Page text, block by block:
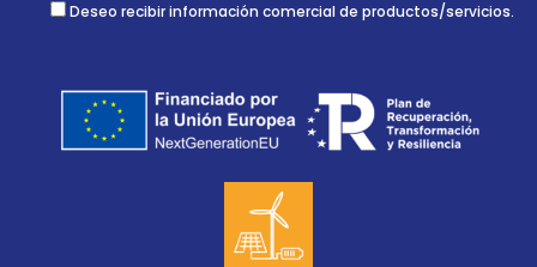
Deseo recibir información comercial de productos/servicios.